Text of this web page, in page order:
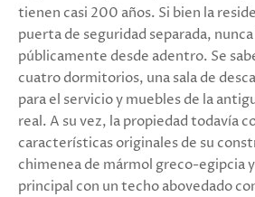
tienen casi 200 años. Si bien la
puerta de seguridad separada,
públicamente desde adentro. Se
cuatro dormitorios, una sala de
para el servicio y muebles de la
real. A su vez, la propiedad todavía
características originales de su
chimenea de mármol greco-egipcia
principal con un techo abovedado